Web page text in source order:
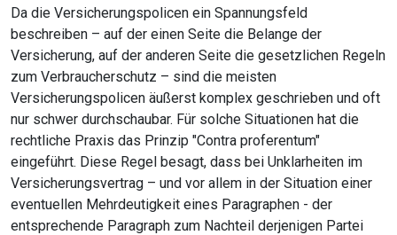
Da die Versicherungspolicen ein Spannungsfeld
beschreiben – auf der einen Seite die Belange der
Versicherung, auf der anderen Seite die gesetzlichen Regeln
zum Verbraucherschutz – sind die meisten
Versicherungspolicen äußerst komplex geschrieben und oft
nur schwer durchschaubar. Für solche Situationen hat die
rechtliche Praxis das Prinzip "Contra proferentum"
eingeführt. Diese Regel besagt, dass bei Unklarheiten im
Versicherungsvertrag – und vor allem in der Situation einer
eventuellen Mehrdeutigkeit eines Paragraphen - der
entsprechende Paragraph zum Nachteil derjenigen Partei